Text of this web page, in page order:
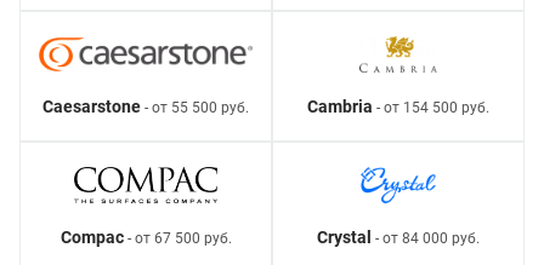
Caesarstone - от 55 500 руб. Cambria - от 154 500 руб.
Compac- от 67 500 руб. Crystal - от 84 000 руб.